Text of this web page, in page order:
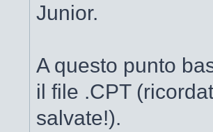
Junior.
A questo punto
il file .CPT
salvate!).